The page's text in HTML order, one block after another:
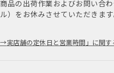
商品の出荷作業およびお問い合
ル）をお休みさせていただきます
実店舗の定休日と営業時間」に関